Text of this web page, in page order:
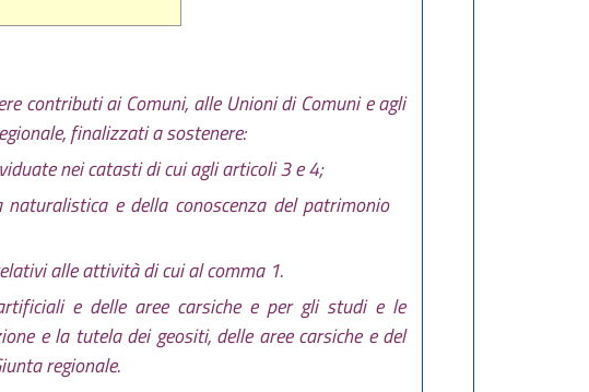
contributi ai Comuni, alle Unioni di Comuni e agli
finalizzati a sostenere:
nei catasti di cui agli articoli 3 e 4;
e della conoscenza del patrimonio
alle attività di cui al comma 1.
e delle aree carsiche e per gli studi e le
e la tutela dei geositi, delle aree carsiche e del
regionale.